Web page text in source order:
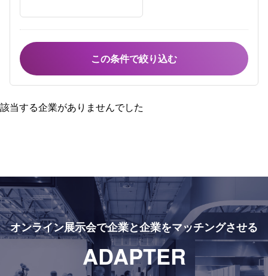
該当する企業がありませんでした
オンライン展示会で企業と企業をマッチングさせる
ADAPTER